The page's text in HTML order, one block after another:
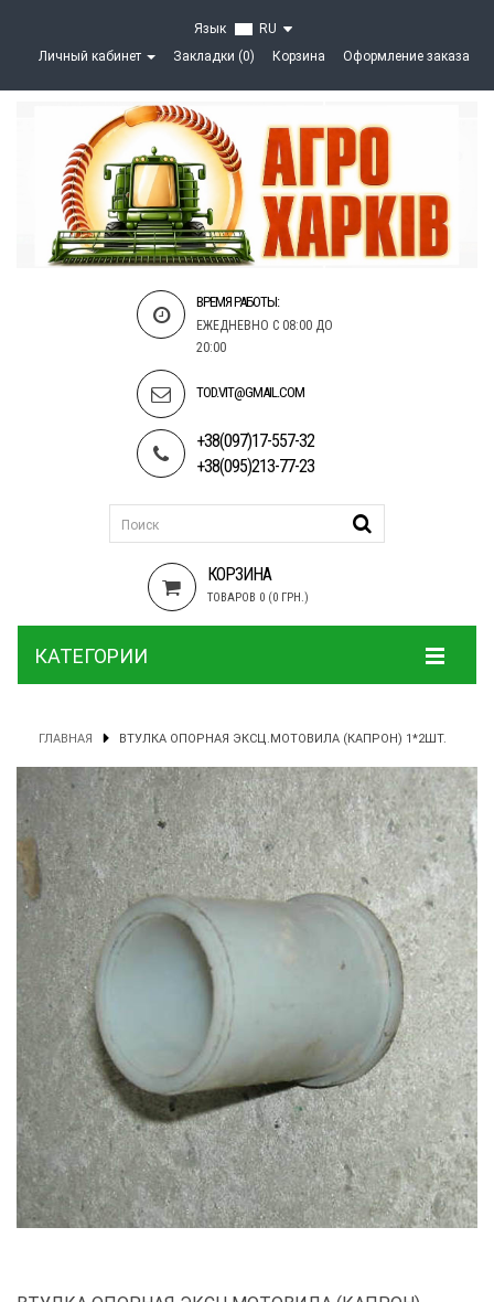
Язык
RU
Личный кабинет
Закладки (0) Корзина Оформление заказа
ВРЕМЯ РАБОТЫ:
ЕЖЕДНЕВНО С 08:00 ДО
20:00
TOD.VIT@GMAIL.COM
+38(097)17-557-32
+38(095)213-77-23
КОРЗИНА
ТОВАРОВ 0 (0 ГРН.)
КАТЕГОРИИ
ГЛАВНАЯ ВТУЛКА ОПОРНАЯ ЭКСЦ.МОТОВИЛА (КАПРОН) 1*2ШТ.